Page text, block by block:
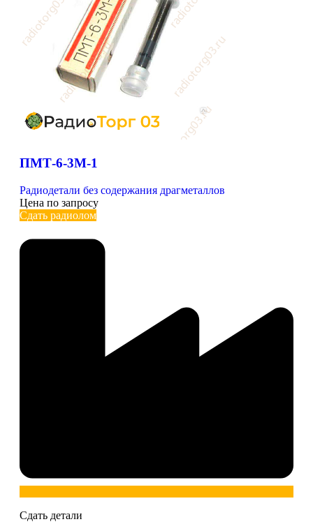
ПМТ-6-3М-1
Радиодетали без содержания драгметаллов
Цена по запросу
Сдать радиолом
Сдать детали